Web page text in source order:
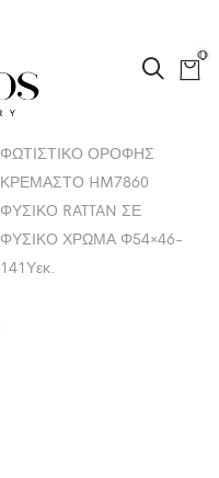
0
ΦΩΤΙΣΤΙΚΟ ΟΡΟΦΗΣ
ΚΡΕΜΑΣΤΟ HM7860
ΦΥΣΙΚΟ RATTAN ΣΕ
ΦΥΣΙΚΟ ΧΡΩΜΑ Φ54×46-
141Υεκ.